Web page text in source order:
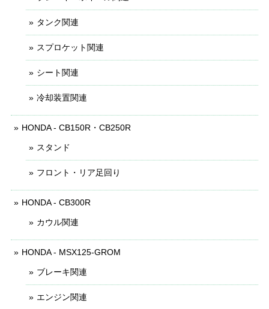
タンク関連
スプロケット関連
シート関連
冷却装置関連
HONDA - CB150R・CB250R
スタンド
フロント・リア足回り
HONDA - CB300R
カウル関連
HONDA - MSX125-GROM
ブレーキ関連
エンジン関連